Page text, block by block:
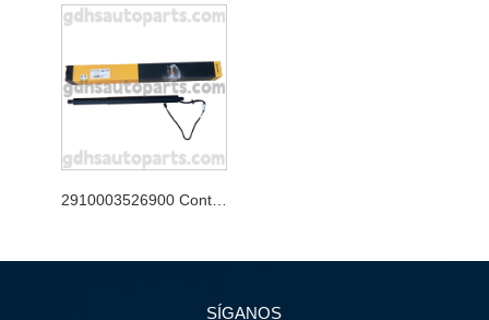
2910003526900 Continental Tailgate Strut para nuevo Range Rover Evoque Oe no. LR172984
SÍGANOS